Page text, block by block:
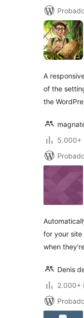
A
of the
the
5.000+
for your site
when
Denis
2.000+